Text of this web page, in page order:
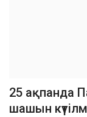
25 ақпанда
шашын